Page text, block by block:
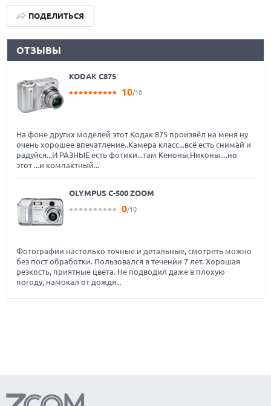
ПОДЕЛИТЬСЯ
ОТЗЫВЫ
KODAK C875
10/10
На фоне других моделей этот Кодак 875 произвёл на меня ну
очень хорошее впечатление..Камера класс...всё есть снимай и
радуйся...И РАЗНЫЕ есть фотики...там Кеноны,Никоны....но
этот ...и компактный...
OLYMPUS C-500 ZOOM
0/10
Фотографии настолько точные и детальные, смотреть можно
без пост обработки. Пользовался в течении 7 лет. Хорошая
резкость, приятные цвета. Не подводил даже в плохую
погоду, намокал от дождя...